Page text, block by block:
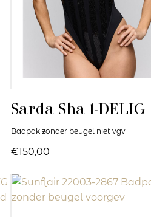
Sarda Sha 1-DELIG
Badpak zonder beugel niet vgv
€150,00